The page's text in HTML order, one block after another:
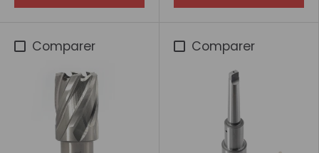
Comparer Comparer